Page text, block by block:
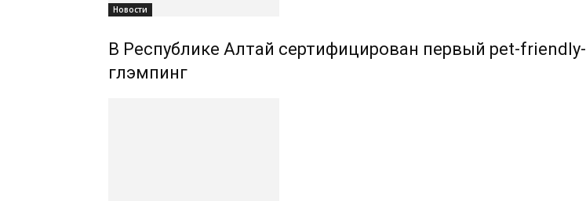
Новости
В Республике Алтай сертифицирован первый pet-friendly-
глэмпинг